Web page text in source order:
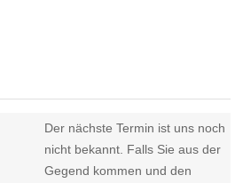
Der nächste Termin ist uns noch
nicht bekannt. Falls Sie aus der
Gegend kommen und den